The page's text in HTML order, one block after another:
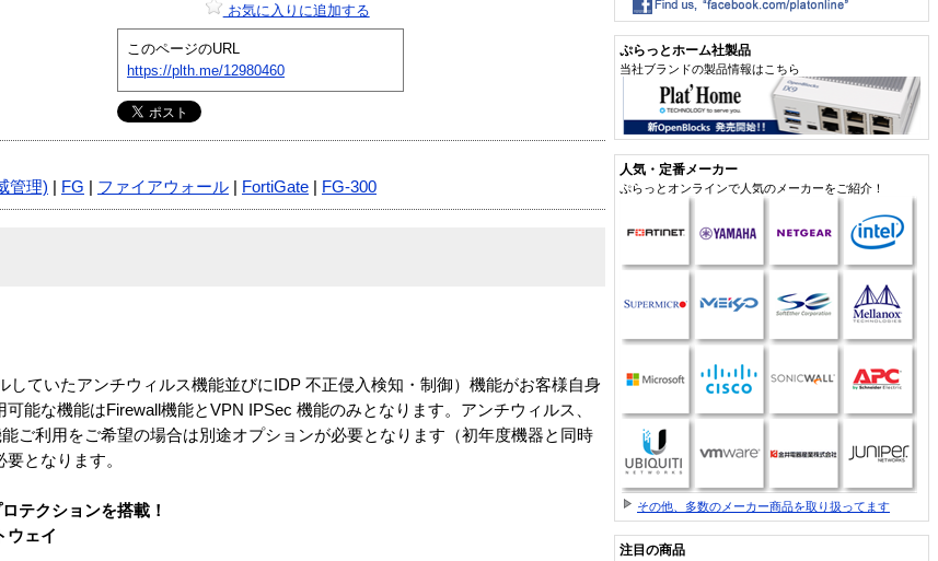
お気に入りに追加する
このページのURL
https://plth.me/12980460
管理) FG ファイアウォール FortiGate FG-300
していたアンチウィルス機能並びにIDP 不正侵入検知・制御）機能がお客様自身
能な機能はFirewall機能とVPN IPSec 機能のみとなります。アンチウィルス、
ご利用をご希望の場合は別途オプションが必要となります（初年度機器と同時
となります。
テクションを搭載！
ウェイ
ぷらっとホーム社製品
当社ブランドの製品情報はこちら
人気・定番メーカー
ぷらっとオンラインで人気のメーカーをご紹介！
その他、多数のメーカー商品を取り扱ってます
注目の商品